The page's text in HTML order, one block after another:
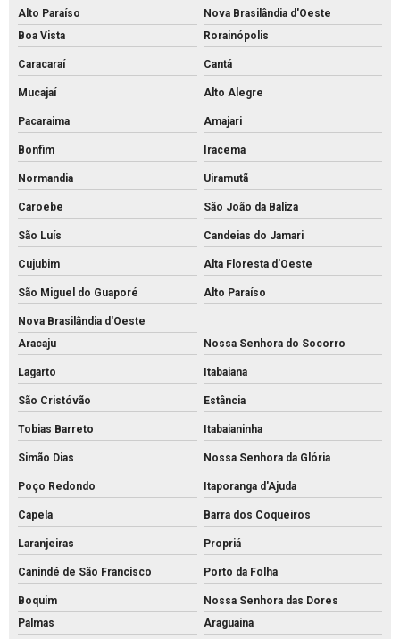
Alto Paraíso
Nova Brasilândia d'Oeste
Boa Vista
Rorainópolis
Caracaraí Cantá
Mucajaí Alto Alegre
Pacaraima Amajari
Bonfim Iracema
Normandia Uiramutã
Caroebe São João da Baliza
São Luís Candeias do Jamari
Cujubim Alta Floresta d'Oeste
São Miguel do Guaporé Alto Paraíso
Nova Brasilândia d'Oeste
Aracaju
Nossa Senhora do Socorro
Lagarto Itabaiana
São Cristóvão Estância
Tobias Barreto Itabaianinha
Simão Dias Nossa Senhora da Glória
Poço Redondo Itaporanga d'Ajuda
Capela Barra dos Coqueiros
Laranjeiras Propriá
Canindé de São Francisco Porto da Folha
Boquim
Nossa Senhora das Dores
Palmas
Araguaína